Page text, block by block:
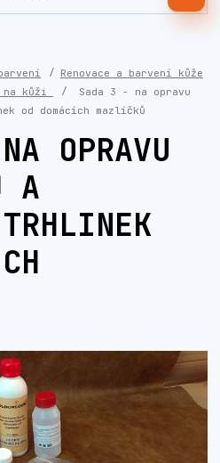
Renovace a barvení kůže
na kůži
Sada 3 - na opravu
od domácích mazlíčků
OPRAVU
A